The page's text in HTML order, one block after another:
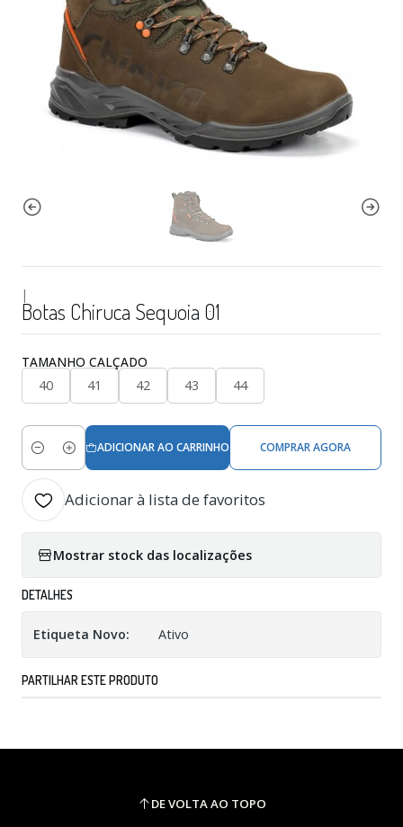
|
Botas Chiruca Sequoia 01
TAMANHO CALÇADO
40
41 42 43 44
Quantidade
ADICIONAR AO CARRINHO COMPRAR AGORA
Adicionar à lista de favoritos
Mostrar stock das localizações
DETALHES
Etiqueta Novo: Ativo
PARTILHAR ESTE PRODUTO
DE VOLTA AO TOPO